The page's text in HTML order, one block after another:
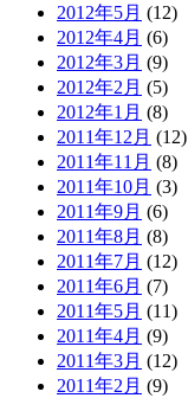
2012年5月 (12)
2012年4月 (6)
2012年3月 (9)
2012年2月 (5)
2012年1月 (8)
2011年12月 (12)
2011年11月 (8)
2011年10月 (3)
2011年9月 (6)
2011年8月 (8)
2011年7月 (12)
2011年6月 (7)
2011年5月 (11)
2011年4月 (9)
2011年3月 (12)
2011年2月 (9)